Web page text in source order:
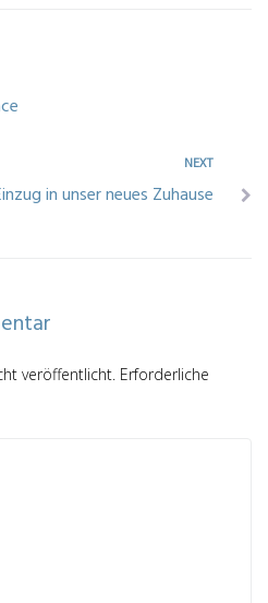
NEXT
in unser neues Zuhause
veröffentlicht. Erforderliche